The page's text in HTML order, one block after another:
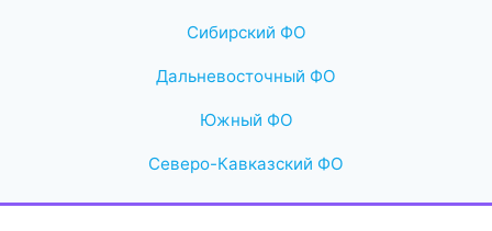
Сибирский ФО
Дальневосточный ФО
Южный ФО
Северо-Кавказский ФО